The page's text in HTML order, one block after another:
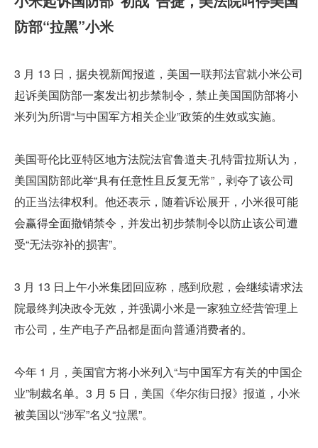
防部“拉黑”小米
3 月 13 日，据央视新闻报道，美国一联邦法官就小米公司
起诉美国防部一案发出初步禁制令，禁止美国国防部将小
米列为所谓“与中国军方相关企业”政策的生效或实施。
美国哥伦比亚特区地方法院法官鲁道夫·孔特雷拉斯认为，
美国国防部此举“具有任意性且反复无常”，剥夺了该公司
的正当法律权利。他还表示，随着诉讼展开，小米很可能
会赢得全面撤销禁令，并发出初步禁制令以防止该公司遭
受“无法弥补的损害”。
3 月 13 日上午小米集团回应称，感到欣慰，会继续请求法
院最终判决政令无效，并强调小米是一家独立经营管理上
市公司，生产电子产品都是面向普通消费者的。
今年 1 月，美国官方将小米列入“与中国军方有关的中国企
业”制裁名单。3 月 5 日，美国《华尔街日报》报道，小米
被美国以“涉军”名义“拉黑”。